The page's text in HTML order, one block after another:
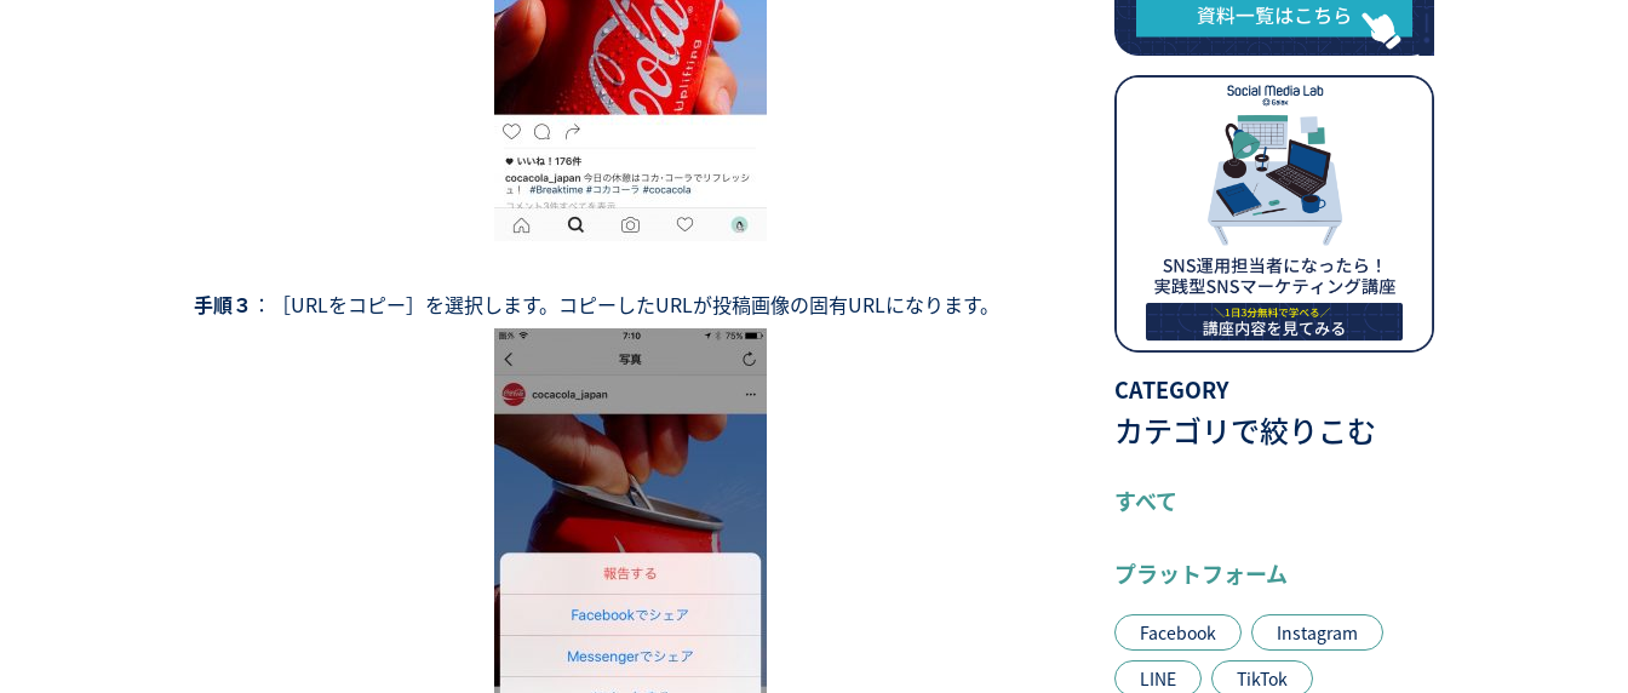
手順３ ：［URLをコピー］を選択します。コピーしたURLが投稿画像の固有URLになります。
CATEGORY
カテゴリで絞りこむ
すべて
プラットフォーム
Facebook
Instagram
LINE
TikTok